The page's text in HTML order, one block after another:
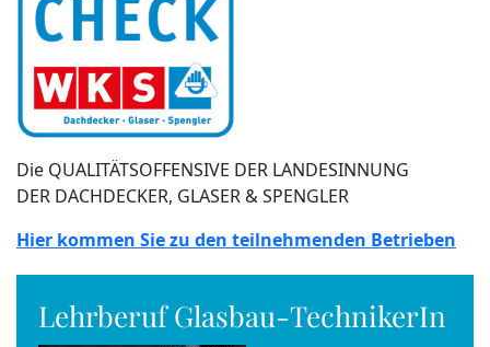
Die QUALITÄTSOFFENSIVE DER LANDESINNUNG
DER DACHDECKER, GLASER & SPENGLER
Hier kommen Sie zu den teilnehmenden Betrieben
Lehrberuf Glasbau-TechnikerIn